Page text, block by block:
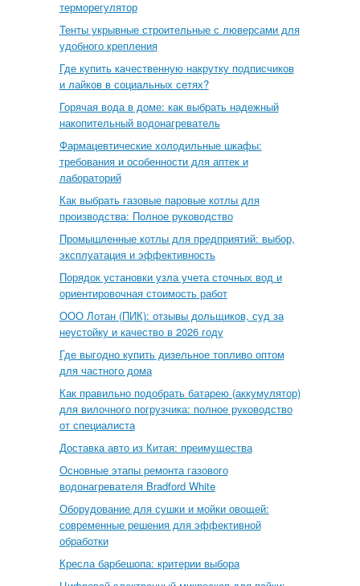
терморегулятор
Тенты укрывные строительные с люверсами для
удобного крепления
Где купить качественную накрутку подписчиков
и лайков в социальных сетях?
Горячая вода в доме: как выбрать надежный
накопительный водонагреватель
Фармацевтические холодильные шкафы:
требования и особенности для аптек и
лабораторий
Как выбрать газовые паровые котлы для
производства: Полное руководство
Промышленные котлы для предприятий: выбор,
эксплуатация и эффективность
Порядок установки узла учета сточных вод и
ориентировочная стоимость работ
ООО Лотан (ПИК): отзывы дольщиков, суд за
неустойку и качество в 2026 году
Где выгодно купить дизельное топливо оптом
для частного дома
Как правильно подобрать батарею (аккумулятор)
для вилочного погрузчика: полное руководство
от специалиста
Доставка авто из Китая: преимущества
Основные этапы ремонта газового
водонагревателя Bradford White
Оборудование для сушки и мойки овощей:
современные решения для эффективной
обработки
Кресла барбешопа: критерии выбора